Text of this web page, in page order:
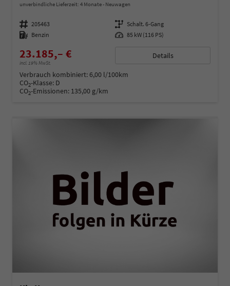
unverbindliche Lieferzeit: 4 Monate Neuwagen
Fahrzeugnummer 205463 Getriebe Schalt. 6-Gang
Kraftstoff Benzin Leistung 85 kW (116 PS)
23.185,– €
incl. 19% MwSt.
Details
Verbrauch kombiniert:6,00 l/100km
CO2-Klasse: D
CO2-Emissionen: 135,00 g/km